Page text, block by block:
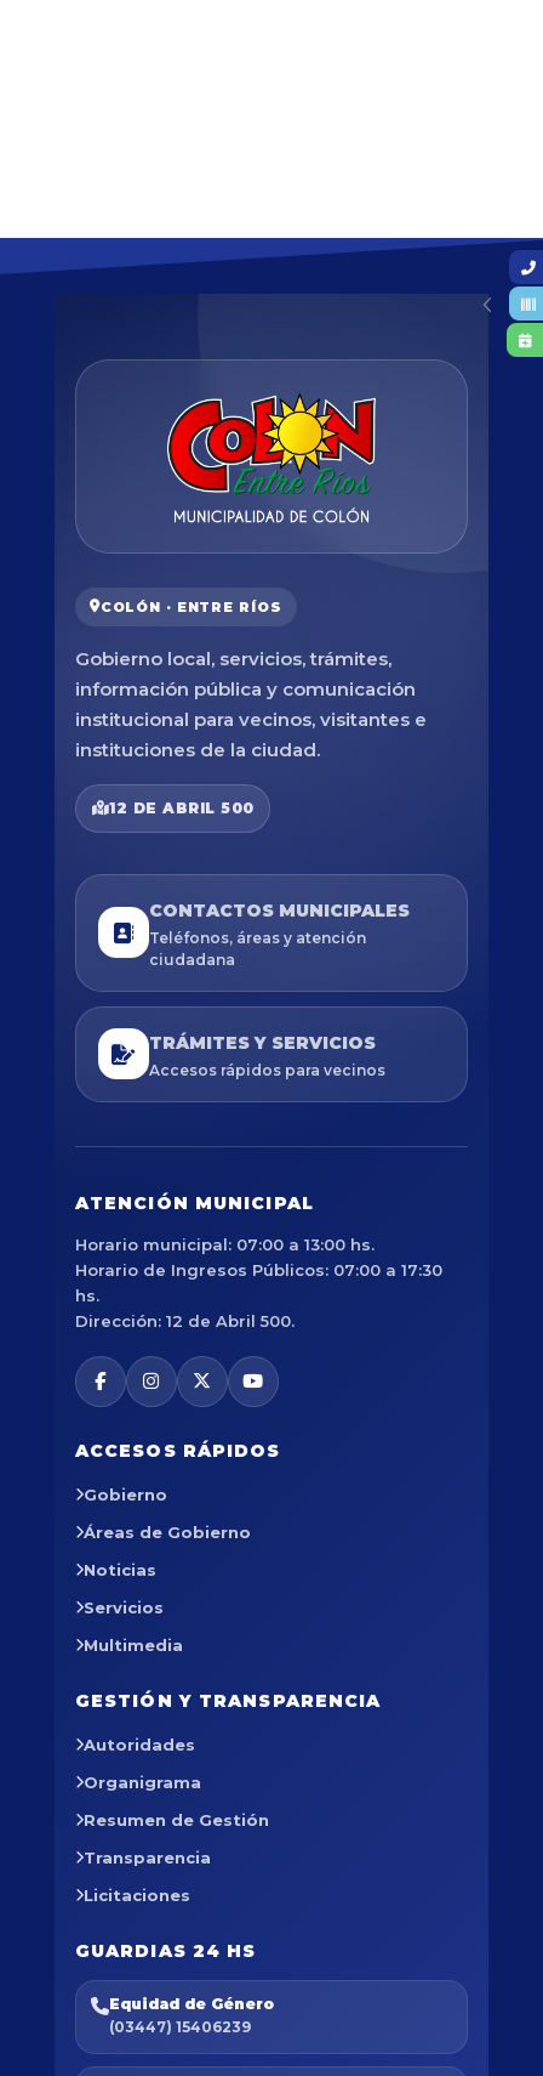
COLÓN · ENTRE RÍOS
Gobierno local, servicios, trámites,
información pública y comunicación
institucional para vecinos, visitantes e
instituciones de la ciudad.
12 DE ABRIL 500
CONTACTOS MUNICIPALES
Teléfonos, áreas y atención
ciudadana
TRÁMITES Y SERVICIOS
Accesos rápidos para vecinos
ATENCIÓN MUNICIPAL
Horario municipal: 07:00 a 13:00 hs.
Horario de Ingresos Públicos: 07:00 a 17:30
hs.
Dirección: 12 de Abril 500.
ACCESOS RÁPIDOS
Gobierno
Áreas de Gobierno
Noticias
Servicios
Multimedia
GESTIÓN Y TRANSPARENCIA
Autoridades
Organigrama
Resumen de Gestión
Transparencia
Licitaciones
GUARDIAS 24 HS
Equidad de Género
(03447) 15406239